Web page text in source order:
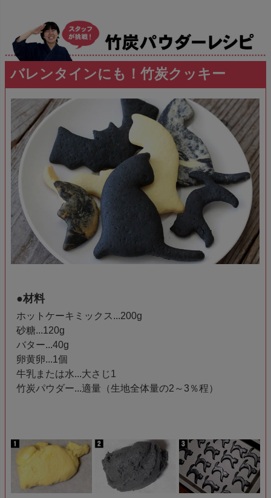
バレンタインにも！竹炭クッキー
●材料
ホットケーキミックス...200g
砂糖...120g
バター...40g
卵黄卵...1個
牛乳または水...大さじ1
竹炭パウダー...適量（生地全体量の2～3％程）